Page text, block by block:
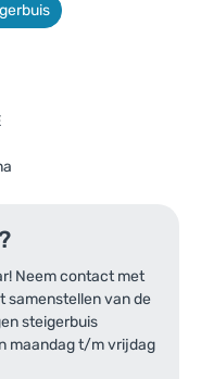
Neem contact met
samenstellen van de
steigerbuis
maandag t/m vrijdag